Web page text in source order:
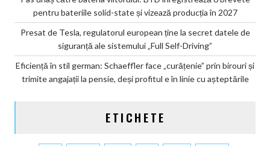
pentru bateriile solid-state și vizează producția în 2027
Presat de Tesla, regulatorul european ține la secret datele de
siguranță ale sistemului „Full Self-Driving”
Eficiență în stil german: Schaeffler face „curățenie” prin birouri și
trimite angajații la pensie, deși profitul e în linie cu așteptările
ETICHETE